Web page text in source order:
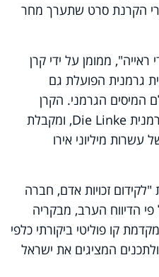
הקרנת סרט שתערך מחר
ממומן על ידי קרן
גרמנית הפועלת גם
המיסים הגרמני. הקרן
מזוהה עם מפלגת השמאל הגרמנית Die Linke, ומקבלת
עשרות מיליוני אירו
זכויות אדם, חברה
הדיווח הערב, מבקריה
קו פוליטי ביקורתי כלפי
המציגים את ישראל